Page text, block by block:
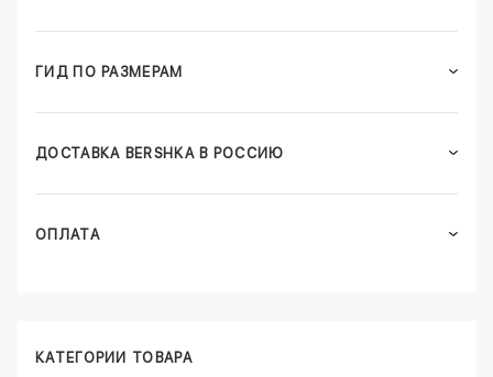
ГИД ПО РАЗМЕРАМ
ДОСТАВКА BERSHKA В РОССИЮ
ОПЛАТА
КАТЕГОРИИ ТОВАРА